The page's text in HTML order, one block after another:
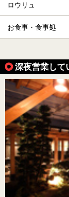
ロウリュ
お食事・食事処
深夜営業して